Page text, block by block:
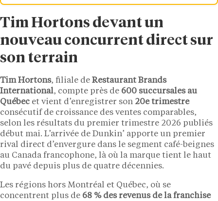
Tim Hortons devant un
nouveau concurrent direct sur
son terrain
Tim Hortons, filiale de Restaurant Brands
International, compte près de 600 succursales au
Québec et vient d’enregistrer son 20e trimestre
consécutif de croissance des ventes comparables,
selon les résultats du premier trimestre 2026 publiés
début mai. L’arrivée de Dunkin’ apporte un premier
rival direct d’envergure dans le segment café-beignes
au Canada francophone, là où la marque tient le haut
du pavé depuis plus de quatre décennies.
Les régions hors Montréal et Québec, où se
concentrent plus de 68 % des revenus de la franchise